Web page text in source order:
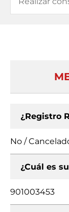
¿Registro
No /
¿Cuál es
901003453